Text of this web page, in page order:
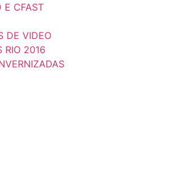
E CFAST
DE VIDEO
RIO 2016